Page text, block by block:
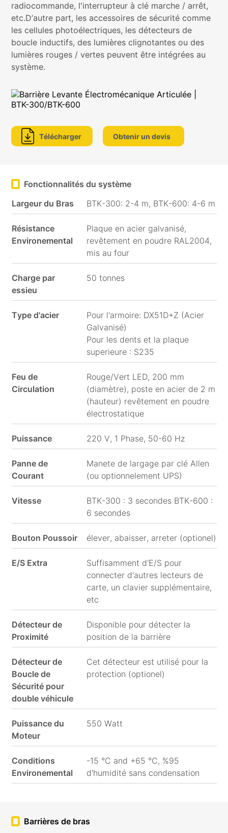
radiocommande, l'interrupteur à clé marche / arrêt,
etc.D’autre part, les accessoires de sécurité comme
les cellules photoélectriques, les détecteurs de
boucle inductifs, des lumières clignotantes ou des
lumières rouges / vertes peuvent être intégrées au
système.
Télécharger Obtenir un devis
Fonctionnalités du système
Largeur du Bras
BTK-300: 2-4 m, BTK-600: 4-6 m
Résistance
Environemental
Plaque en acier galvanisé,
revêtement en poudre RAL2004,
mis au four
Charge par
essieu
50 tonnes
Type d'acier
Pour l'armoire: DX51D+Z (Acier
Galvanisé)
Pour les dents et la plaque
superieure : S235
Feu de
Circulation
Rouge/Vert LED, 200 mm
(diamètre), poste en acier de 2 m
(hauteur) revêtement en poudre
électrostatique
Puissance 220 V, 1 Phase, 50-60 Hz
Panne de
Courant
Manete de largage par clé Allen
(ou optionnelement UPS)
Vitesse
BTK-300 : 3 secondes BTK-600 :
6 secondes
Bouton Poussoir élever, abaisser, arreter (optionel)
E/S Extra
Suffisamment d'E/S pour
connecter d'autres lecteurs de
carte, un clavier supplémentaire,
etc
Détecteur de
Proximité
Disponible pour détecter la
position de la barrière
Détecteur de
Boucle de
Sécurité pour
double véhicule
Cet détecteur est utilisé pour la
protection (optionel)
Puissance du
Moteur
550 Watt
Conditions
Environemental
-15 °C and +65 °C, %95
d'humidité sans condensation
Barrières de bras